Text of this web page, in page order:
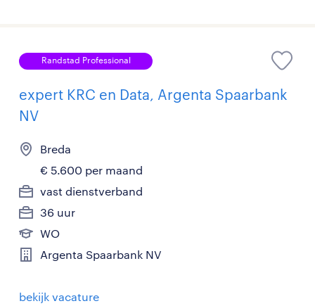
Randstad Professional
expert KRC en Data, Argenta Spaarbank
NV
Breda
€ 5.600 per maand
vast dienstverband
36 uur
WO
Argenta Spaarbank NV
bekijk vacature